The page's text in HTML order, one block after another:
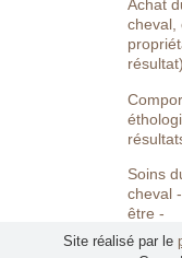
Achat
cheval,
résultat)
Soins
cheval
être -
Site réalisé par le